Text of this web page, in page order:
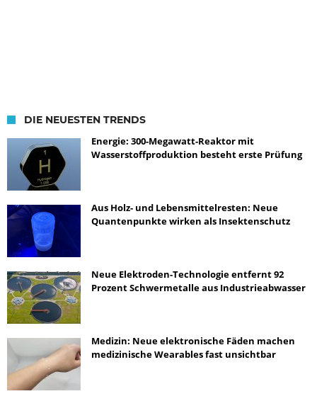
DIE NEUESTEN TRENDS
Energie: 300-Megawatt-Reaktor mit
Wasserstoffproduktion besteht erste Prüfung
Aus Holz- und Lebensmittelresten: Neue
Quantenpunkte wirken als Insektenschutz
Neue Elektroden-Technologie entfernt 92
Prozent Schwermetalle aus Industrieabwasser
Medizin: Neue elektronische Fäden machen
medizinische Wearables fast unsichtbar